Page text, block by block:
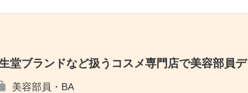
堂ブランドなど扱うコスメ専門店で美容部員
美容部員・BA